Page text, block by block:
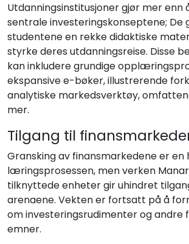
Utdanningsinstitusjoner gjør mer enn
sentrale investeringskonseptene; De
studentene en rekke didaktiske
styrke deres utdanningsreise. Disse
kan inkludere grundige
ekspansive e-bøker, illustrerende
analytiske markedsverktøy,
mer.
Tilgang til
Gransking av finansmarkedene er en
læringsprosessen, men verken
tilknyttede enheter gir uhindret
arenaene. Vekten er fortsatt på å
om investeringsrudimenter og andre
emner.